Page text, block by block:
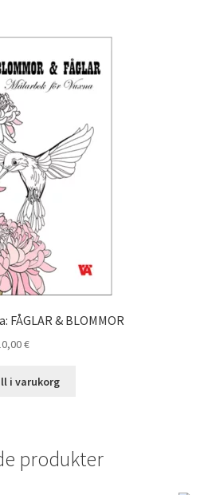
FÅGLAR & BLOMMOR
€
i varukorg
produkter